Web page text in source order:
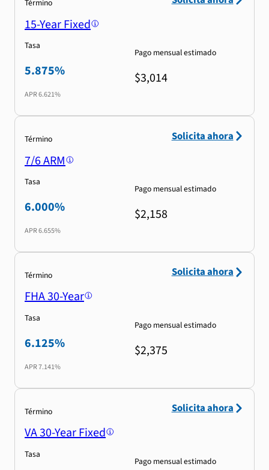
Término
15-Year Fixed
Tasa
5.875%
APR6.621%
Pago mensual estimado
$3,014
Término
7/6 ARM
Tasa
6.000%
APR6.655%
Pago mensual estimado
$2,158
Solicita ahora
Término
FHA 30-Year
Tasa
6.125%
APR7.141%
Pago mensual estimado
$2,375
Solicita ahora
Término
VA 30-Year Fixed
Tasa
Pago mensual estimado
Solicita ahora